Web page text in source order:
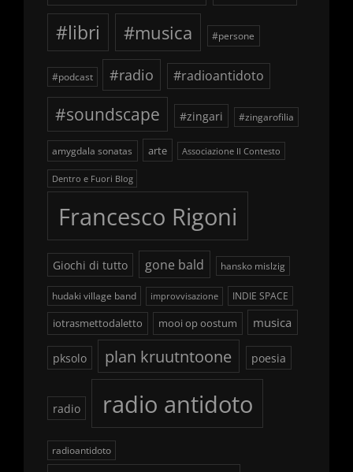
#libri
#musica #persone
#podcast #radio #radioantidoto
#soundscape #zingari #zingarofilia
amygdala sonatas arte Associazione Il Contesto
Dentro e Fuori Blog
Francesco Rigoni
Giochi di tutto gone bald hansko mislzig
hudaki village band improvvisazione INDIE SPACE
iotrasmettodaletto mooi op oostum musica
pksolo plan kruutntoone poesia
radio radio antidoto
radioantidoto